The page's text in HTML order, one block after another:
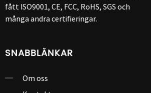
fått ISO9001, CE, FCC, RoHS, SGS och
många andra certifieringar.
SNABBLÄNKAR
Om oss